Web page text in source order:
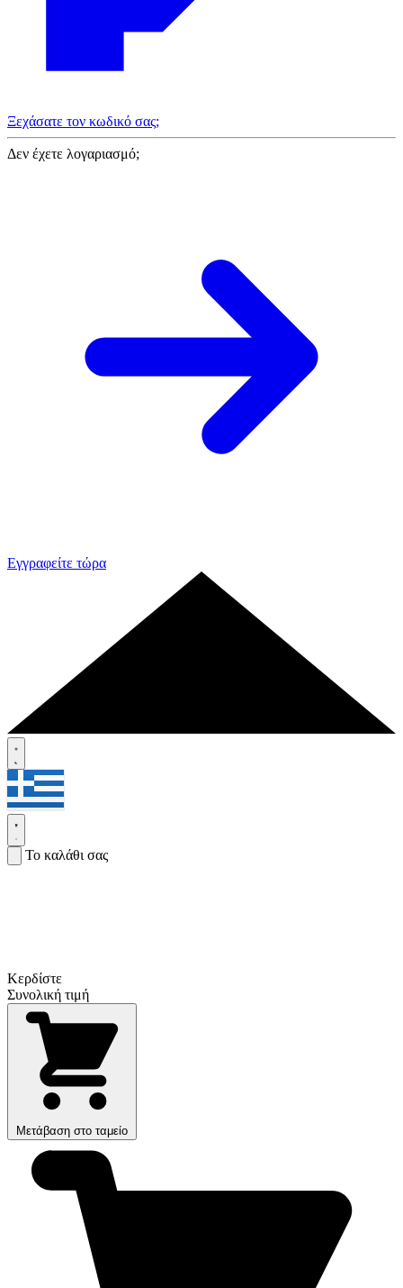
Ξεχάσατε τον κωδικό σας;
Δεν έχετε λογαριασμό;
Εγγραφείτε τώρα
Το καλάθι σας
Κερδίστε
Συνολική τιμή
Μετάβαση στο ταμείο